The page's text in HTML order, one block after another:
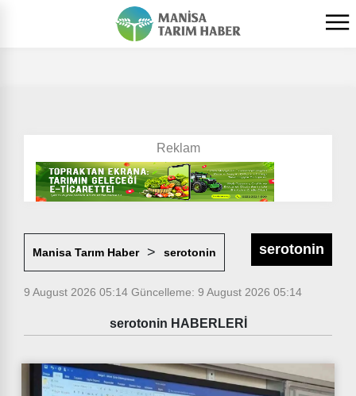
Manisa Tarım Haber serotonin serotonin
9 August 2026 05:14 Güncelleme: 9 August 2026 05:14
serotonin HABERLERİ